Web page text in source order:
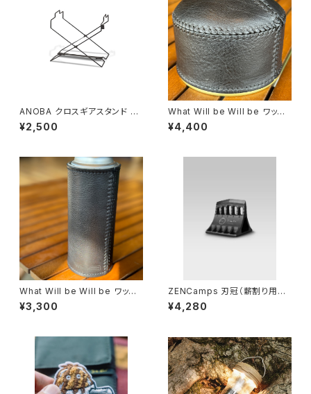
ANOBA クロスギアスタンド BL
ACK ver.
¥2,500
What Will be Will be ワット
ウィルビーウィルビー レザー O
Dガス缶カバー （中：230/250
¥4,400
What Will be Will be ワット
ウィルビーウィルビー レザーCB
ガス缶カバー キャメル・ブラッ
¥3,300
ZENCamps 刃冠（薪割り用ク
サビ） / Wood spliting wedg
es
¥4,280